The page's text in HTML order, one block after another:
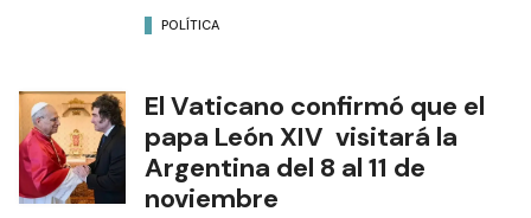
POLÍTICA
El Vaticano confirmó que el
papa León XIV visitará la
Argentina del 8 al 11 de
noviembre